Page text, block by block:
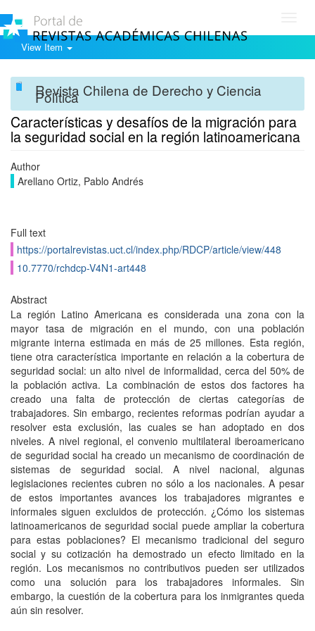
View Item
Revista Chilena de Derecho y Ciencia
Política
Características y desafíos de la migración para
la seguridad social en la región latinoamericana
Author
Arellano Ortiz, Pablo Andrés
Full text
https://portalrevistas.uct.cl/index.php/RDCP/article/view/448
10.7770/rchdcp-V4N1-art448
Abstract
La región Latino Americana es considerada una zona con la
mayor tasa de migración en el mundo, con una población
migrante interna estimada en más de 25 millones. Esta región,
tiene otra característica importante en relación a la cobertura de
seguridad social: un alto nivel de informalidad, cerca del 50% de
la población activa. La combinación de estos dos factores ha
creado una falta de protección de ciertas categorías de
trabajadores. Sin embargo, recientes reformas podrían ayudar a
resolver esta exclusión, las cuales se han adoptado en dos
niveles. A nivel regional, el convenio multilateral iberoamericano
de seguridad social ha creado un mecanismo de coordinación de
sistemas de seguridad social. A nivel nacional, algunas
legislaciones recientes cubren no sólo a los nacionales. A pesar
de estos importantes avances los trabajadores migrantes e
informales siguen excluidos de protección. ¿Cómo los sistemas
latinoamericanos de seguridad social puede ampliar la cobertura
para estas poblaciones? El mecanismo tradicional del seguro
social y su cotización ha demostrado un efecto limitado en la
región. Los mecanismos no contributivos pueden ser utilizados
como una solución para los trabajadores informales. Sin
embargo, la cuestión de la cobertura para los inmigrantes queda
aún sin resolver.